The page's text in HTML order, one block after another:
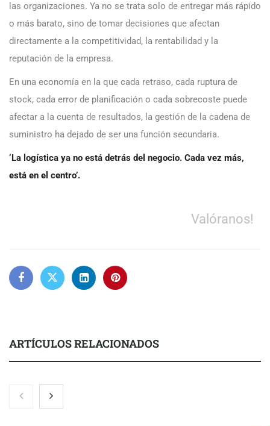
las organizaciones. Ya no se trata solo de entregar más rápido
o más barato, sino de tomar decisiones que afectan
directamente a la competitividad, la rentabilidad y la
reputación de la empresa.
En una economía en la que cada retraso, cada ruptura de
stock, cada error de planificación o cada sobrecoste puede
afectar a la cuenta de resultados, la gestión de la cadena de
suministro ha dejado de ser una función secundaria.
‘La logística ya no está detrás del negocio. Cada vez más,
está en el centro’.
Valóranos!
ARTÍCULOS RELACIONADOS
Nicols presenta seis modelos de anillos de compromiso para el
eclipse solar del 12 de agosto